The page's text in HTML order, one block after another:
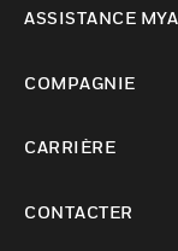
ASSISTANCE
COMPAGNIE
CARRIÈRE
CONTACTER